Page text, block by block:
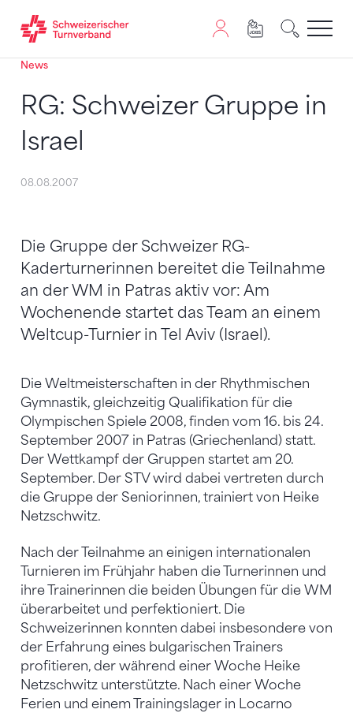
Zum Inhalt springen
Zur Sitemap navigieren
Zum Navigieren dieser Seite wird JavaScript benötigt.
News
RG: Schweizer Gruppe in
Israel
08.08.2007
Die Gruppe der Schweizer RG-
Kaderturnerinnen bereitet die Teilnahme
an der WM in Patras aktiv vor: Am
Wochenende startet das Team an einem
Weltcup-Turnier in Tel Aviv (Israel).
Die Weltmeisterschaften in der Rhythmischen
Gymnastik, gleichzeitig Qualifikation für die
Olympischen Spiele 2008, finden vom 16. bis 24.
September 2007 in Patras (Griechenland) statt.
Der Wettkampf der Gruppen startet am 20.
September. Der STV wird dabei vertreten durch
die Gruppe der Seniorinnen, trainiert von Heike
Netzschwitz.
Nach der Teilnahme an einigen internationalen
Turnieren im Frühjahr haben die Turnerinnen und
ihre Trainerinnen die beiden Übungen für die WM
überarbeitet und perfektioniert. Die
Schweizerinnen konnten dabei insbesondere von
der Erfahrung eines bulgarischen Trainers
profitieren, der während einer Woche Heike
Netzschwitz unterstützte. Nach einer Woche
Ferien und einem Trainingslager in Locarno